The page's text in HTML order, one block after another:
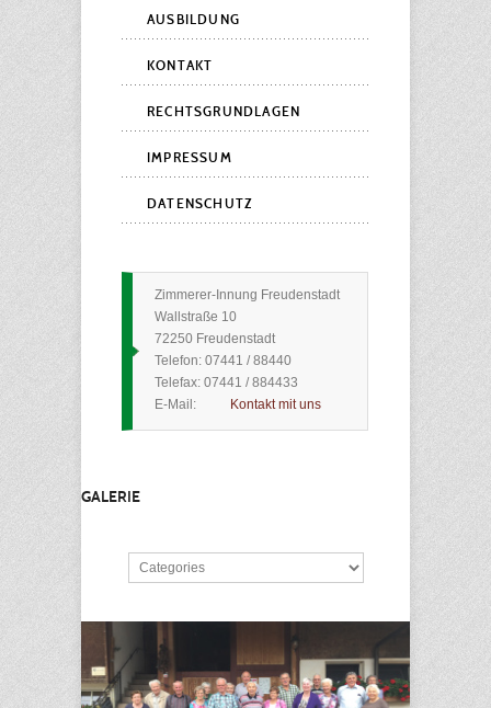
AUSBILDUNG
KONTAKT
RECHTSGRUNDLAGEN
IMPRESSUM
DATENSCHUTZ
Zimmerer-Innung Freudenstadt
Wallstraße 10
72250 Freudenstadt
Telefon: 07441 / 88440
Telefax: 07441 / 884433
E-Mail:
Kontakt mit uns
GALERIE